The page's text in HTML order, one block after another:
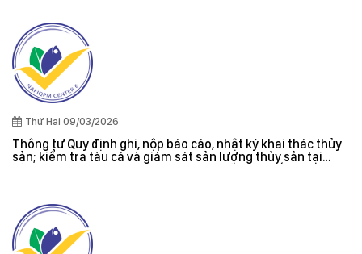
Thứ Hai 09/03/2026
Thông tư Quy định ghi, nộp báo cáo, nhật ký khai thác thủy
sản; kiểm tra tàu cá và giám sát sản lượng thủy sản tại